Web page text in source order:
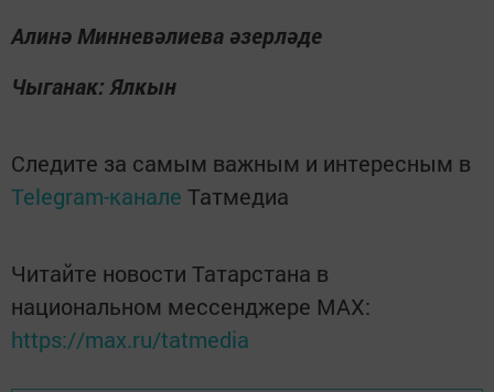
Алинә Минневәлиева әзерләде
Чыганак: Ялкын
Следите за самым важным и интересным в
Telegram-канале Татмедиа
Читайте новости Татарстана в
национальном мессенджере MАХ:
https://max.ru/tatmedia